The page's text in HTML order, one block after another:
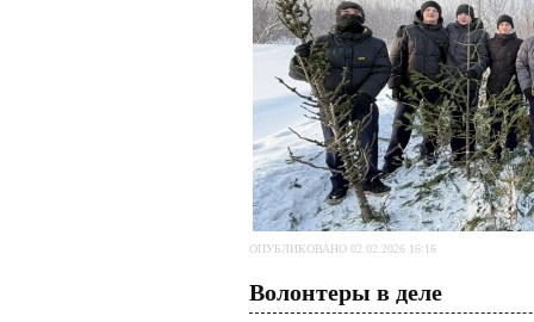
ОПУБЛИКОВАНО 02.02.2026 16:16
Волонтеры в деле